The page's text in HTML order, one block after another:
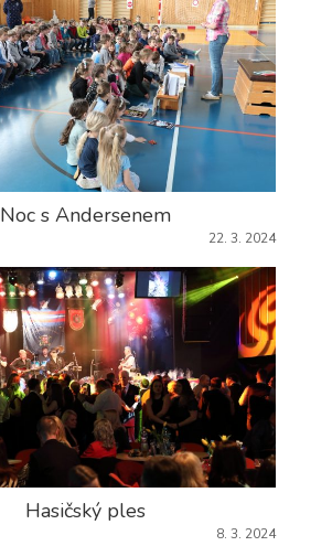
Noc s Andersenem
22. 3. 2024
Hasičský ples
8. 3. 2024
můžeme vytvářet
profily založené na
Vašich zájmech, tak
zvané
pseudonymizované
profily. Na základě
těchto informací
není zpravidla
možná
bezprostřední
identifikace Vaší
jsou používány
pouze
pseudonymizované
údaje. Pokud
nevyjádříte
souhlas, nebudete
příjemcem obsahů
a reklam
přizpůsobených
Vašim zájmům.